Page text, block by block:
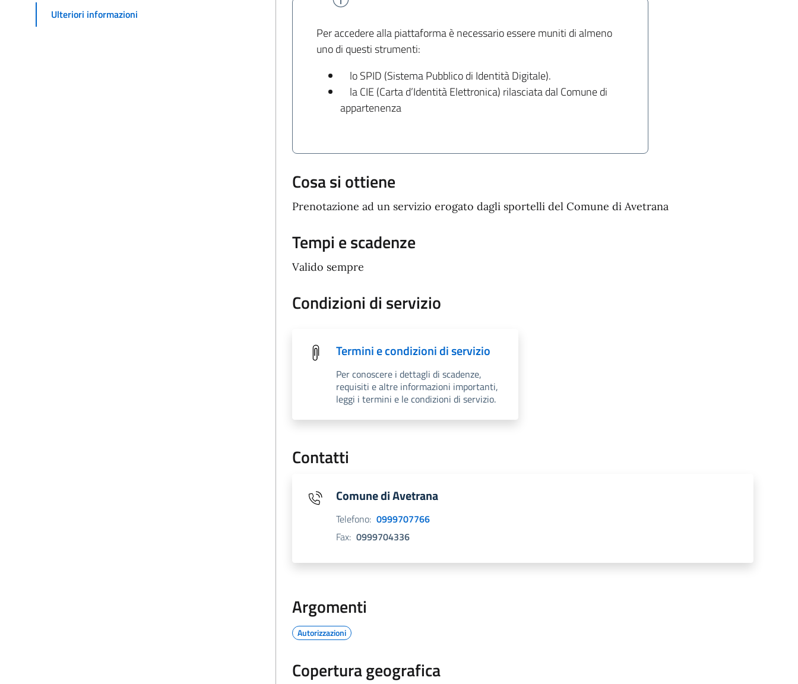
Ulteriori informazioni
Per accedere alla piattaforma è necessario essere muniti di almeno
uno di questi strumenti:
lo SPID (Sistema Pubblico di Identità Digitale).
la CIE (Carta d’Identità Elettronica) rilasciata dal Comune di
appartenenza
Cosa si ottiene
Prenotazione ad un servizio erogato dagli sportelli del Comune di Avetrana
Tempi e scadenze
Valido sempre
Condizioni di servizio
Termini e condizioni di servizio
Per conoscere i dettagli di scadenze,
requisiti e altre informazioni importanti,
leggi i termini e le condizioni di servizio.
Contatti
Comune di Avetrana
Telefono: 0999707766
Fax: 0999704336
Argomenti
Autorizzazioni
Copertura geografica